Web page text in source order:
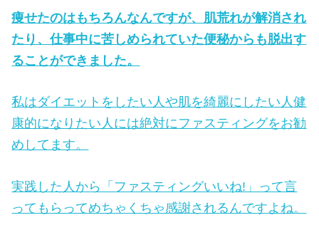
痩せたのはもちろんなんですが、肌荒れが解消され
たり、仕事中に苦しめられていた便秘からも脱出す
ることができました。
私はダイエットをしたい人や肌を綺麗にしたい人健
康的になりたい人には絶対にファスティングをお勧
めしてます。
実践した人から「ファスティングいいね!」って言
ってもらってめちゃくちゃ感謝されるんですよね。